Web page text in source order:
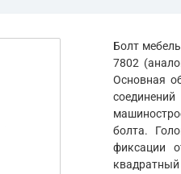
Болт
7802
Основная
болта.
фиксации